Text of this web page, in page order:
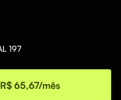
197
65,67/mês